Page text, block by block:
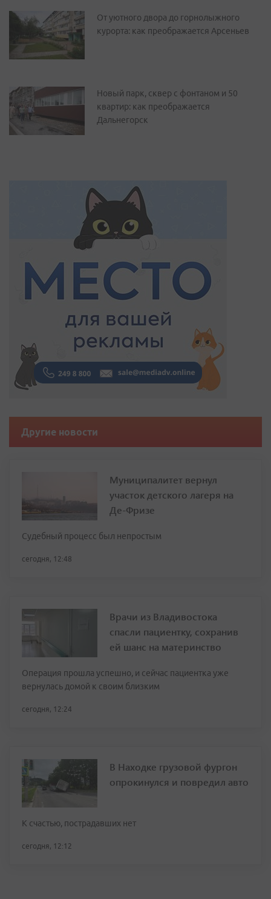
От уютного двора до горнолыжного
курорта: как преображается Арсеньев
Новый парк, сквер с фонтаном и 50
квартир: как преображается
Дальнегорск
Другие новости
Муниципалитет вернул
участок детского лагеря на
Де-Фризе
Судебный процесс был непростым
сегодня, 12:48
Врачи из Владивостока
спасли пациентку, сохранив
ей шанс на материнство
Операция прошла успешно, и сейчас пациентка уже
вернулась домой к своим близким
сегодня, 12:24
В Находке грузовой фургон
опрокинулся и повредил авто
К счастью, пострадавших нет
сегодня, 12:12